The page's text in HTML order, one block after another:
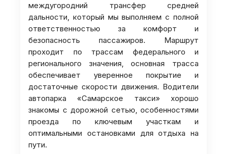
междугородний трансфер средней
дальности, который мы выполняем с полной
ответственностью за комфорт и
безопасность пассажиров. Маршрут
проходит по трассам федерального и
регионального значения, основная трасса
обеспечивает уверенное покрытие и
достаточные скорости движения. Водители
автопарка «Самарское такси» хорошо
знакомы с дорожной сетью, особенностями
проезда по ключевым участкам и
оптимальными остановками для отдыха на
пути.